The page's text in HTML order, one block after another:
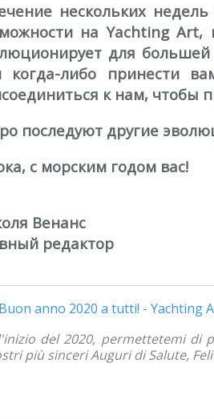
нескольких
на Yachting
для
когда-либо принести
к нам, чтобы
последуют другие
с морским годом вас!
Венанс
редактор
del 2020, permettetemi di
più sinceri Auguri di Salute,